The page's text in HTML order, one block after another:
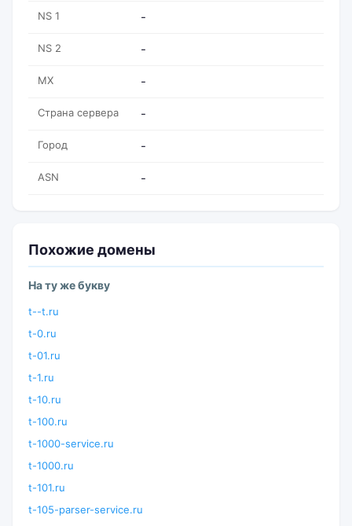
NS 1 -
NS 2 -
MX -
Страна сервера -
Город -
ASN -
Похожие домены
На ту же букву
t--t.ru
t-0.ru
t-01.ru
t-1.ru
t-10.ru
t-100.ru
t-1000-service.ru
t-1000.ru
t-101.ru
t-105-parser-service.ru